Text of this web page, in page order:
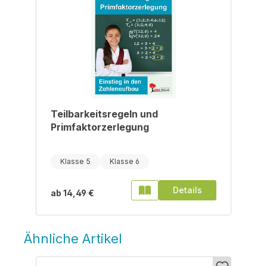
Teilbarkeitsregeln und
Primfaktorzerlegung
Klasse 5 Klasse 6
ab 14,49 € Details
Ähnliche Artikel